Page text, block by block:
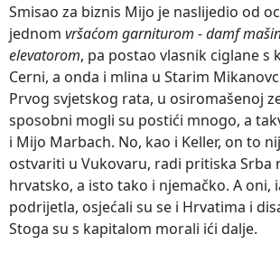
Smisao za biznis Mijo je naslijedio od
jednom vršaćom garniturom -damf
elevatorom, pa postao vlasnik ciglane s
Cerni, a onda i mlina u Starim
Prvog svjetskog rata, u osiromašenoj
sposobni mogli su postići mnogo, a
i Mijo Marbach. No, kao i Keller, on to
ostvariti u Vukovaru, radi pritiska Srba
hrvatsko, a isto tako i njemačko. A oni,
podrijetla, osjećali su se i Hrvatima i
Stoga su s kapitalom morali ići dalje.